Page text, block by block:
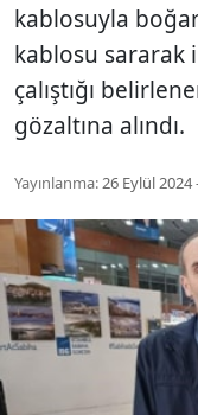
kablosuyla
kablosu sararak
çalıştığı
gözaltına alındı.
Yayınlanma:26 Eylül 2024